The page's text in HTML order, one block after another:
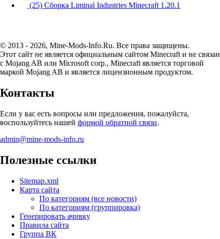
(25) Сборка Liminal Industries Minecraft 1.20.1
© 2013 - 2026, Mine-Mods-Info.Ru. Все права защищены.
Этот сайт не является официальным сайтом Minecraft и не связан
с Mojang AB или Microsoft corp., Minecraft является торговой
маркой Mojang AB и является лицензионным продуктом.
Контакты
Если у вас есть вопросы или предложения, пожалуйста,
воспользуйтесь нашей формой обратной связи.
admin@mine-mods-info.ru
Полезные ссылки
Sitemap.xml
Карта сайта
По категориям (все новости)
По категориям (группировка)
Генерировать ачивку
Правила сайта
Группа ВК